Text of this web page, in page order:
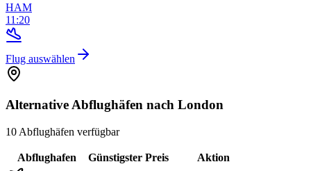
HAM
11:20
Flug auswählen
Alternative Abflughäfen nach London
10 Abflughäfen verfügbar
Abflughafen Günstigster Preis Aktion